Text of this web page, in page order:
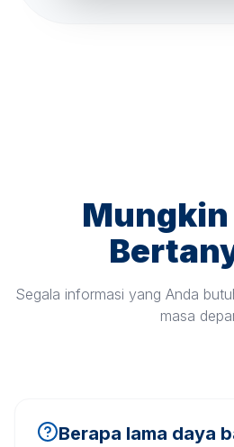
Mungkin
Segala informasi yang Anda
masa
Berapa lama daya